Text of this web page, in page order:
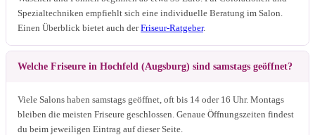
Spezialtechniken empfiehlt sich eine individuelle Beratung im Salon.
Einen Überblick bietet auch derFriseur-Ratgeber.
Welche Friseure in Hochfeld (Augsburg) sind samstags geöffnet?
Viele Salons haben samstags geöffnet, oft bis 14 oder 16 Uhr. Montags
bleiben die meisten Friseure geschlossen. Genaue Öffnungszeiten findest
du beim jeweiligen Eintrag auf dieser Seite.